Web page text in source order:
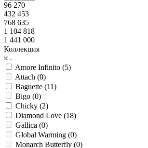
96 270
432 453
768 635
1 104 818
1 441 000
Коллекция
Amore Infinito (5)
Attach (0)
Baguette (11)
Bigo (0)
Chicky (2)
Diamond Love (18)
Gallica (0)
Global Warming (0)
Monarch Butterfly (0)